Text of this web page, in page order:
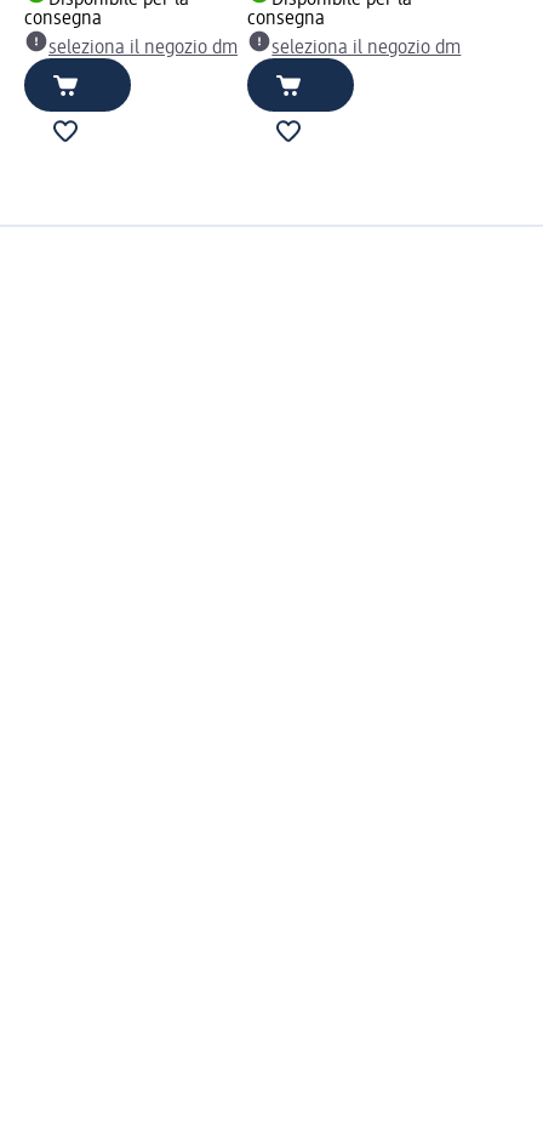
consegna
seleziona il negozio dm
consegna
seleziona il negozio dm